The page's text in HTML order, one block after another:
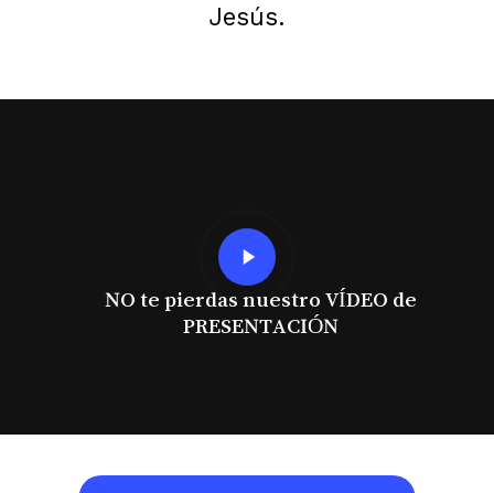
Jesús.
Play
Video
NO te pierdas nuestro VÍDEO de
PRESENTACIÓN